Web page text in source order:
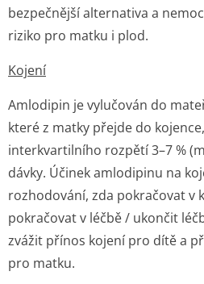
bezpečnější alternativa a
riziko pro matku i plod.
Kojení
Amlodipin je vylučován do
které z matky přejde do
interkvartilního rozpětí 3–7 %
dávky. Účinek amlodipinu na
rozhodování, zda pokračovat v
pokračovat v léčbě / ukončit
zvážit přínos kojení pro dítě a
pro matku.